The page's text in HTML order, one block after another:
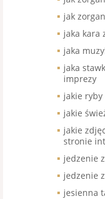
jak
jaka kara
jaka
jaka
imprezy
jakie ryby
jakie
jakie
stronie
jedzenie
jedzenie
jesienna